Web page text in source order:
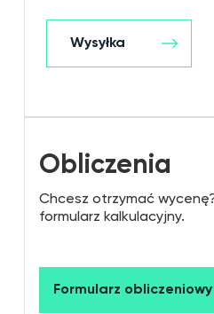
Obliczenia
Chcesz otrzymać
formularz kalkulacyjny.
Formularz obliczeniowy